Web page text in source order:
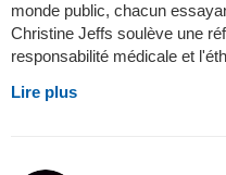
monde public, chacun
Christine Jeffs soulève une
responsabilité médicale et
Lire plus